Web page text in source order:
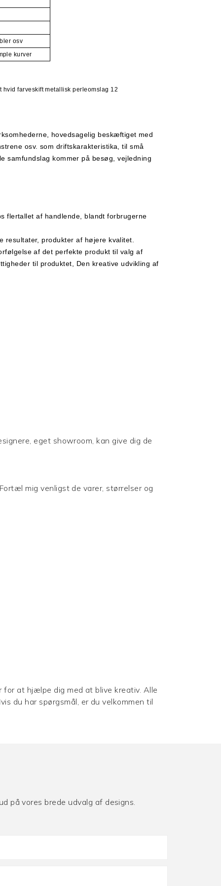
osv
kurver
hovedsagelig beskæftiget med
osv. som driftskarakteristika, til små
samfundslag kommer på besøg, vejledning
flertallet af handlende, blandt forbrugerne
resultater, produkter af højere kvalitet.
af det perfekte produkt til valg af
til produktet, Den kreative udvikling af
eget showroom, kan give dig de
mig venligst de varer, størrelser og
for at hjælpe dig med at blive kreativ. Alle
du har spørgsmål, er du velkommen til
på vores brede udvalg af designs.